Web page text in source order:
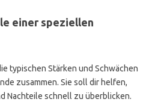
einer speziellen
typischen Stärken und Schwächen
zusammen. Sie soll dir helfen,
Nachteile schnell zu überblicken.